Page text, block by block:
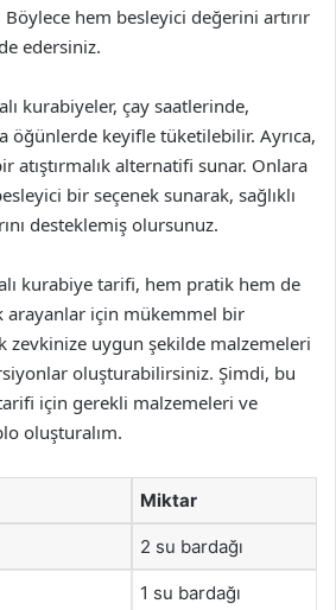
hem besleyici değerini artırır
edersiniz.
kurabiyeler, çay saatlerinde,
öğünlerde keyifle tüketilebilir. Ayrıca,
atıştırmalık alternatifi sunar. Onlara
bir seçenek sunarak, sağlıklı
desteklemiş olursunuz.
kurabiye tarifi, hem pratik hem de
arayanlar için mükemmel bir
zevkinize uygun şekilde malzemeleri
oluşturabilirsiniz. Şimdi, bu
için gerekli malzemeleri ve
oluşturalım.
Miktar
2 su bardağı
1 su bardağı